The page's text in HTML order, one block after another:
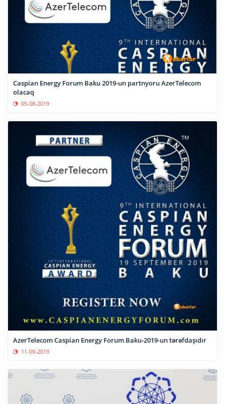
Caspian Energy Forum Baku 2019-un partnyoru AzerTelecom
olacaq
05-08-2019
AzerTelecom Caspian Energy Forum Baku-2019-un tərəfdaşıdır
11-09-2019